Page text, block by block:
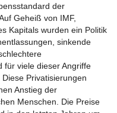
der
Geheiß von IMF,
Kapitals wurden ein Politik
sinkende
für viele dieser Angriffe
Privatisierungen
Anstieg der
Menschen. Die Preise